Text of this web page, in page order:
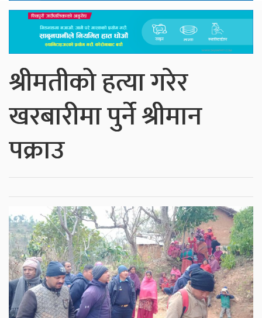
श्रीमतीको हत्या गरेर
खरबारीमा पुर्ने श्रीमान
पक्राउ